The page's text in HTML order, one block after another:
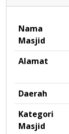
Nama
Masjid
Alamat
Daerah
Kategori
Masjid